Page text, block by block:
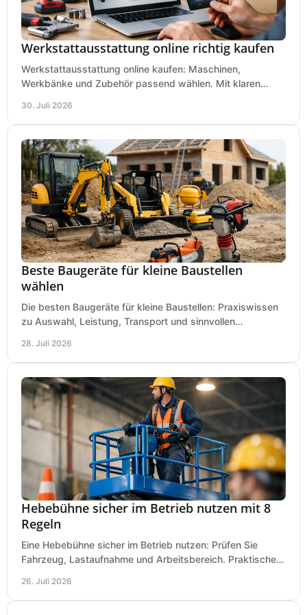
Werkstattausstattung online richtig kaufen
Werkstattausstattung online kaufen: Maschinen,
Werkbänke und Zubehör passend wählen. Mit klaren
30. Juli 2026
Beste Baugeräte für kleine Baustellen
wählen
Die besten Baugeräte für kleine Baustellen: Praxiswissen
zu Auswahl, Leistung, Transport und sinnvollen
28. Juli 2026
Hebebühne sicher im Betrieb nutzen mit 8
Regeln
Eine Hebebühne sicher im Betrieb nutzen: Prüfen Sie
Fahrzeug, Lastaufnahme und Arbeitsbereich. Praktische
26. Juli 2026